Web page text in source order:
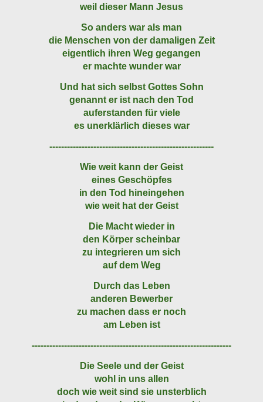
weil dieser Mann Jesus
So anders war als man
die Menschen von der damaligen Zeit
eigentlich ihren Weg gegangen
er machte wunder war
Und hat sich selbst Gottes Sohn
genannt er ist nach den Tod
auferstanden für viele
es unerklärlich dieses war
--------------------------------------------------------
Wie weit kann der Geist
eines Geschöpfes
in den Tod hineingehen
wie weit hat der Geist
Die Macht wieder in
den Körper scheinbar
zu integrieren um sich
auf dem Weg
Durch das Leben
anderen Bewerber
zu machen dass er noch
am Leben ist
--------------------------------------------------------------------
Die Seele und der Geist
wohl in uns allen
doch wie weit sind sie unsterblich